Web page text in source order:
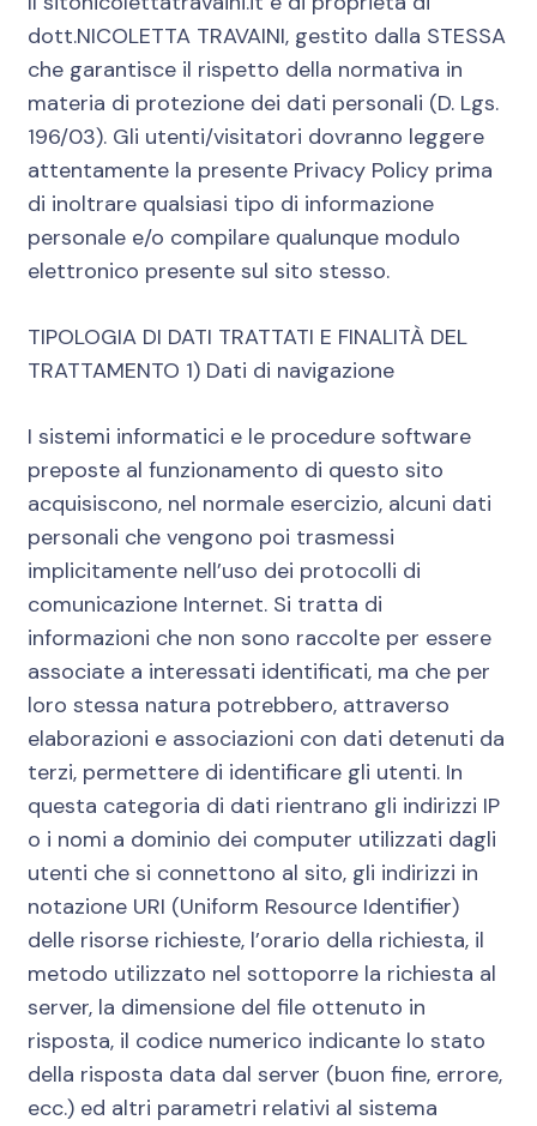
dott.NICOLETTA TRAVAINI, gestito dalla STESSA
che garantisce il rispetto della normativa in
materia di protezione dei dati personali (D. Lgs.
196/03). Gli utenti/visitatori dovranno leggere
attentamente la presente Privacy Policy prima
di inoltrare qualsiasi tipo di informazione
personale e/o compilare qualunque modulo
elettronico presente sul sito stesso.
TIPOLOGIA DI DATI TRATTATI E FINALITÀ DEL
TRATTAMENTO 1) Dati di navigazione
I sistemi informatici e le procedure software
preposte al funzionamento di questo sito
acquisiscono, nel normale esercizio, alcuni dati
personali che vengono poi trasmessi
implicitamente nell’uso dei protocolli di
comunicazione Internet. Si tratta di
informazioni che non sono raccolte per essere
associate a interessati identificati, ma che per
loro stessa natura potrebbero, attraverso
elaborazioni e associazioni con dati detenuti da
terzi, permettere di identificare gli utenti. In
questa categoria di dati rientrano gli indirizzi IP
o i nomi a dominio dei computer utilizzati dagli
utenti che si connettono al sito, gli indirizzi in
notazione URI (Uniform Resource Identifier)
delle risorse richieste, l’orario della richiesta, il
metodo utilizzato nel sottoporre la richiesta al
server, la dimensione del file ottenuto in
risposta, il codice numerico indicante lo stato
della risposta data dal server (buon fine, errore,
ecc.) ed altri parametri relativi al sistema